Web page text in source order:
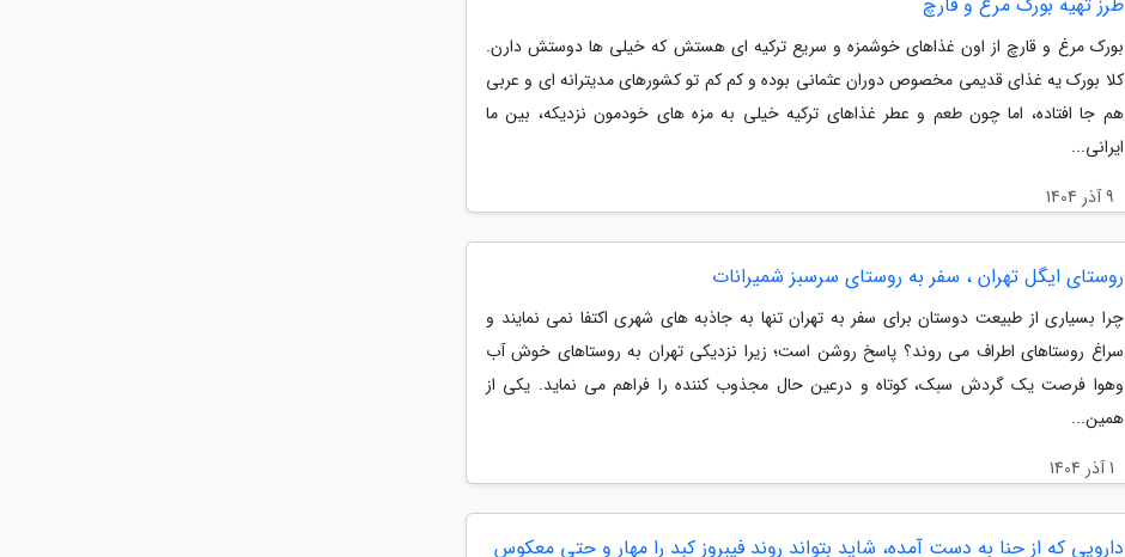
بورک مرغ و قارچ از اون غذاهاى خوشمزه و سریع ترکیه ای هستش که خیلى ها دوستش دارن.
کلا بورک یه غذاى قدیمى مخصوص دوران عثمانى بوده و کم کم تو کشورهاى مدیترانه اى و عربى
هم جا افتاده، اما چون طعم و عطر غذاهاى ترکیه خیلى به مزه هاى خودمون نزدیکه، بین ما
ایرانى...
9 آذر 1404
روستای ایگل تهران ، سفر به روستای سرسبز شمیرانات
چرا بسیاری از طبیعت دوستان برای سفر به تهران تنها به جاذبه های شهری اکتفا نمی نمایند و
سراغ روستاهای اطراف می روند؟ پاسخ روشن است؛ زیرا نزدیکی تهران به روستاهای خوش آب
وهوا فرصت یک گردش سبک، کوتاه و درعین حال مجذوب کننده را فراهم می نماید. یکی از
همین...
1 آذر 1404
دارویی که از حنا به دست آمده، شاید بتواند روند فیبروز کبد را مهار و حتی معکوس